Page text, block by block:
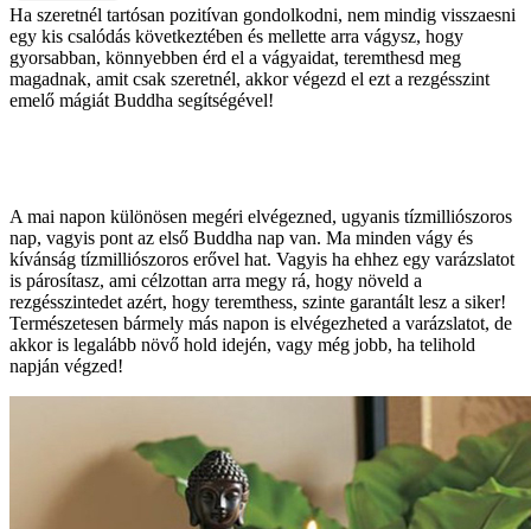
Ha szeretnél tartósan pozitívan gondolkodni, nem mindig visszaesni
egy kis csalódás következtében és mellette arra vágysz, hogy
gyorsabban, könnyebben érd el a vágyaidat, teremthesd meg
magadnak, amit csak szeretnél, akkor végezd el ezt a rezgésszint
emelő mágiát Buddha segítségével!
A mai napon különösen megéri elvégezned, ugyanis tízmilliószoros
nap, vagyis pont az első Buddha nap van. Ma minden vágy és
kívánság tízmilliószoros erővel hat. Vagyis ha ehhez egy varázslatot
is párosítasz, ami célzottan arra megy rá, hogy növeld a
rezgésszintedet azért, hogy teremthess, szinte garantált lesz a siker!
Természetesen bármely más napon is elvégezheted a varázslatot, de
akkor is legalább növő hold idején, vagy még jobb, ha telihold
napján végzed!